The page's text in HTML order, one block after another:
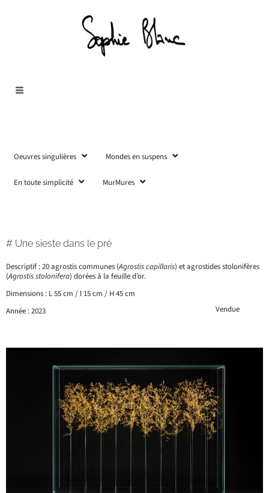
Oeuvres singulières Mondes en suspens
En toute simplicité MurMures
# Une sieste dans le pré
Descriptif : 20 agrostis communes (Agrostis capillaris) et agrostides stolonifères
(Agrostis stolonifera) dorées à la feuille d’or.
Dimensions : L 55 cm / l 15 cm / H 45 cm
Année : 2023
Vendue